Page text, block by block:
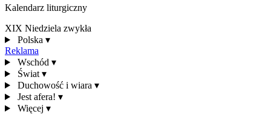
Kalendarz liturgiczny
XIX Niedziela zwykła
Polska ▾
Reklama
Wschód ▾
Świat ▾
Duchowość i wiara ▾
Jest afera! ▾
Więcej ▾